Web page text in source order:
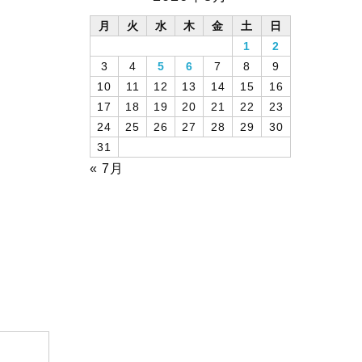
月 火 水 木 金 土
日
1
2
3
4 5 6 7 8
9
10
11 12 13 14 15
16
17
18 19 20 21 22
23
24
25 26 27 28 29
30
31
« 7月